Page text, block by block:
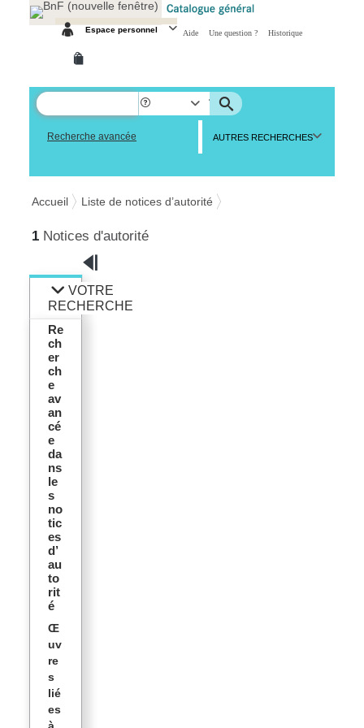
Espace personnel Aide Une question ? Historique
Recherche avancée AUTRES RECHERCHES
Accueil Liste de notices d’autorité
1 Notices d'autorité
VOTRE
RECHERCHE
Re
ch
er
ch
e
av
an
cé
e
da
ns
le
s
no
tic
es
d’
au
to
rit
é
Œ
uv
re
s
lié
es
Panneau de gestion des cookies